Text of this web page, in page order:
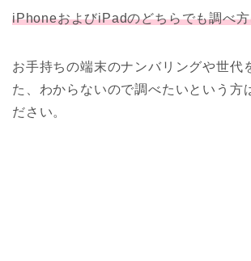
iPhoneおよびiPadのどちらでも調べ
お手持ちの端末のナンバリングや世代
た、わからないので調べたいという方
ださい。